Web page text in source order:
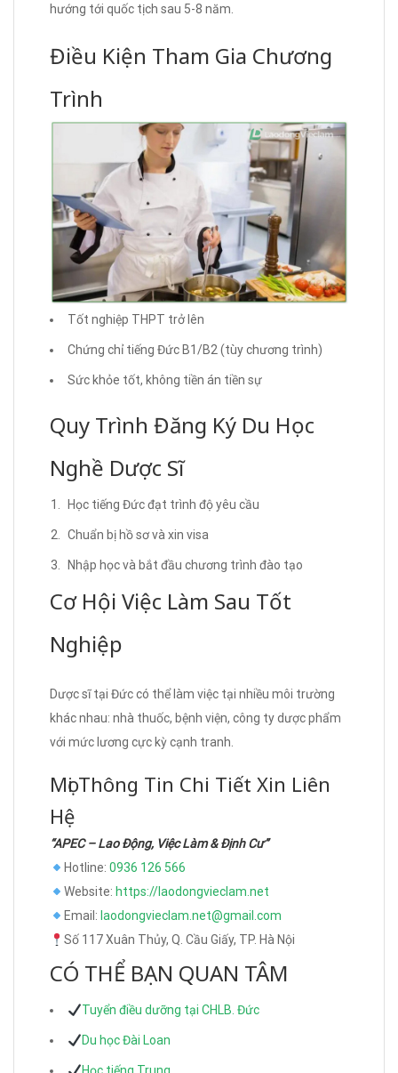
hướng tới quốc tịch sau 5-8 năm.
Điều Kiện Tham Gia Chương
Trình
Tốt nghiệp THPT trở lên
Chứng chỉ tiếng Đức B1/B2 (tùy chương trình)
Sức khỏe tốt, không tiền án tiền sự
Quy Trình Đăng Ký Du Học
Nghề Dược Sĩ
Học tiếng Đức đạt trình độ yêu cầu
Chuẩn bị hồ sơ và xin visa
Nhập học và bắt đầu chương trình đào tạo
Cơ Hội Việc Làm Sau Tốt
Nghiệp
Dược sĩ tại Đức có thể làm việc tại nhiều môi trường
khác nhau: nhà thuốc, bệnh viện, công ty dược phẩm
với mức lương cực kỳ cạnh tranh.
Mọi Thông Tin Chi Tiết Xin Liên
Hệ
“APEC – Lao Động, Việc Làm & Định Cư”
Hotline: 0936 126 566
Website: https://laodongvieclam.net
Email: laodongvieclam.net@gmail.com
Số 117 Xuân Thủy, Q. Cầu Giấy, TP. Hà Nội
CÓ THỂ BẠN QUAN TÂM
Tuyển điều dưỡng tại CHLB. Đức
Du học Đài Loan